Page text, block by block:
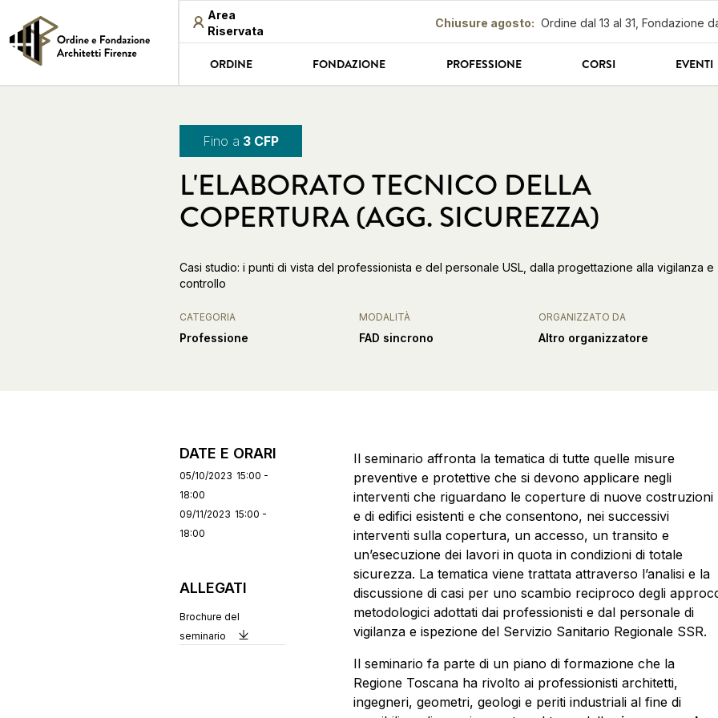
Area
Riservata
Chiusure agosto: Ordine dal 13 al 31, Fondazione
ORDINE FONDAZIONE PROFESSIONE CORSI EVENTI
Fino a 3 CFP
L'ELABORATO TECNICO DELLA
COPERTURA (AGG. SICUREZZA)
Casi studio: i punti di vista del professionista e del personale USL, dalla progettazione alla vigilanza e
controllo
CATEGORIA
Professione
MODALITÀ
FAD sincrono
ORGANIZZATO DA
Altro organizzatore
DATE E ORARI
05/10/2023 15:00 -
18:00
09/11/2023 15:00 -
18:00
ALLEGATI
Brochure del
seminario
Il seminario affronta la tematica di tutte quelle misure
preventive e protettive che si devono applicare negli
interventi che riguardano le coperture di nuove costruzioni
e di edifici esistenti e che consentono, nei successivi
interventi sulla copertura, un accesso, un transito e
un’esecuzione dei lavori in quota in condizioni di totale
sicurezza. La tematica viene trattata attraverso l’analisi e la
discussione di casi per uno scambio reciproco degli
metodologici adottati dai professionisti e dal personale di
vigilanza e ispezione del Servizio Sanitario Regionale SSR.
Il seminario fa parte di un piano di formazione che la
Regione Toscana ha rivolto ai professionisti architetti,
ingegneri, geometri, geologi e periti industriali al fine di